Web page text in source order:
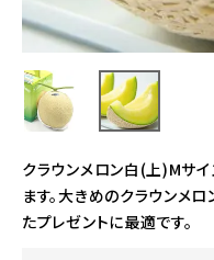
クラウンメロン白(上)Mサ
ます。大きめのクラウンメロ
たプレゼントに最適です。